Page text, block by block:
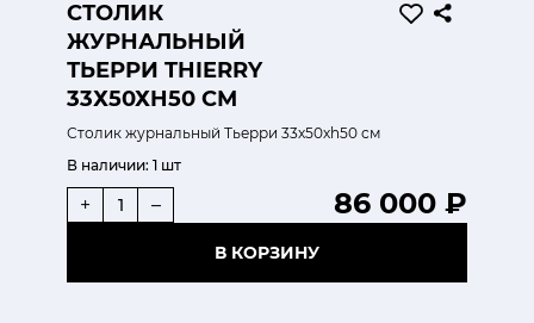
СТОЛИК
ЖУРНАЛЬНЫЙ
ТЬЕРРИ THIERRY
33Х50ХH50 СМ
Столик журнальный Тьерри 33х50хh50 см
В наличии: 1 шт
86 000 ₽
+ –
В КОРЗИНУ